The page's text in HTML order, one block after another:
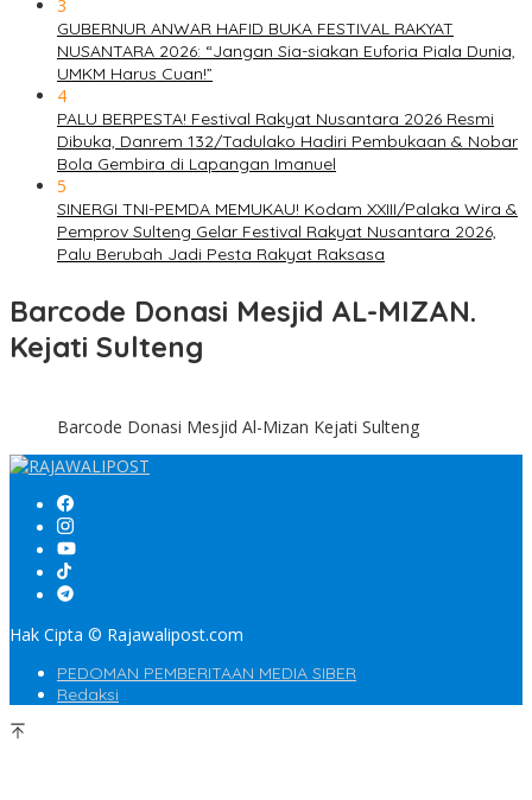
3
GUBERNUR ANWAR HAFID BUKA FESTIVAL RAKYAT
NUSANTARA 2026: “Jangan Sia-siakan Euforia Piala Dunia,
UMKM Harus Cuan!”
4
PALU BERPESTA! Festival Rakyat Nusantara 2026 Resmi
Dibuka, Danrem 132/Tadulako Hadiri Pembukaan & Nobar
Bola Gembira di Lapangan Imanuel
5
SINERGI TNI-PEMDA MEMUKAU! Kodam XXIII/Palaka Wira &
Pemprov Sulteng Gelar Festival Rakyat Nusantara 2026,
Palu Berubah Jadi Pesta Rakyat Raksasa
Barcode Donasi Mesjid AL-MIZAN.
Kejati Sulteng
Barcode Donasi Mesjid Al-Mizan Kejati Sulteng
Hak Cipta © Rajawalipost.com
PEDOMAN PEMBERITAAN MEDIA SIBER
Redaksi